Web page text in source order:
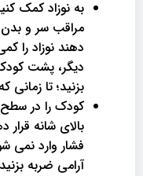
به نوزاد کمک
مراقب سر و
دهند نوزاد را
دیگر، پشت
بزنید؛ تا زمانی
کودک را در سطح
بالای شانه
فشار وارد نمی
آرامی ضربه